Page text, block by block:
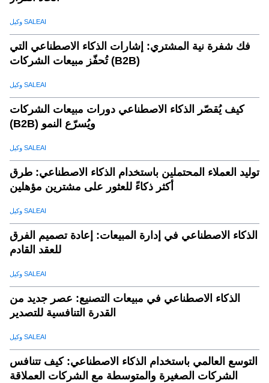
وكيل SALEAI
فك شفرة نية المشتري: إشارات الذكاء الاصطناعي التي
تُحفّز مبيعات الشركات (B2B)
وكيل SALEAI
كيف يُقصّر الذكاء الاصطناعي دورات مبيعات الشركات
(B2B) ويُسرّع النمو
وكيل SALEAI
توليد العملاء المحتملين باستخدام الذكاء الاصطناعي: طرق
أكثر ذكاءً للعثور على مشترين مؤهلين
وكيل SALEAI
الذكاء الاصطناعي في إدارة المبيعات: إعادة تصميم الفرق
للعقد القادم
وكيل SALEAI
الذكاء الاصطناعي في مبيعات التصنيع: عصر جديد من
القدرة التنافسية للتصدير
وكيل SALEAI
التوسع العالمي باستخدام الذكاء الاصطناعي: كيف تتنافس
الشركات الصغيرة والمتوسطة مع الشركات العملاقة